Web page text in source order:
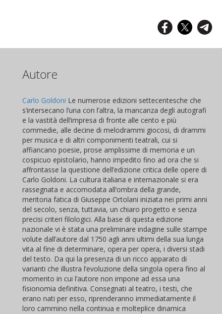
Autore
Carlo Goldoni Le numerose edizioni settecentesche che
s’intersecano l’una con l’altra, la mancanza degli autografi
e la vastità dell’impresa di fronte alle cento e più
commedie, alle decine di melodrammi giocosi, di drammi
per musica e di altri componimenti teatrali, cui si
affiancano poesie, prose amplissime di memoria e un
cospicuo epistolario, hanno impedito fino ad ora che si
affrontasse la questione dell’edizione critica delle opere di
Carlo Goldoni. La cultura italiana e internazionale si era
rassegnata e accomodata all’ombra della grande,
meritoria fatica di Giuseppe Ortolani iniziata nei primi anni
del secolo, senza, tuttavia, un chiaro progetto e senza
precisi criteri filologici. Alla base di questa edizione
nazionale vi è stata una preliminare indagine sulle stampe
volute dall’autore dal 1750 agli anni ultimi della sua lunga
vita al fine di determinare, opera per opera, i diversi stadi
del testo. Da qui la presenza di un ricco apparato di
varianti che illustra l’evoluzione della singola opera fino al
momento in cui l’autore non impone ad essa una
fisionomia definitiva. Consegnati al teatro, i testi, che
erano nati per esso, riprenderanno immediatamente il
loro cammino nella continua e molteplice dinamica